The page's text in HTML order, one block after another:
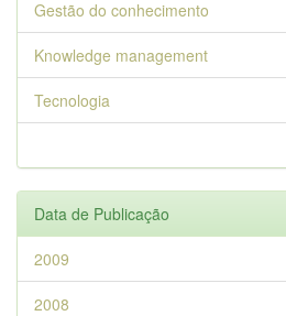
Gestão do conhecimento
Knowledge management
Tecnologia
Data de Publicação
2009
2008